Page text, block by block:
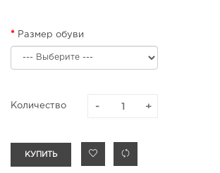
Размер обуви
Количество
КУПИТЬ